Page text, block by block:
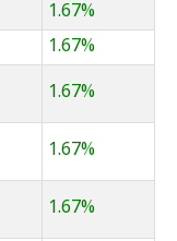
1.67%
1.67%
1.67%
1.67%
1.67%